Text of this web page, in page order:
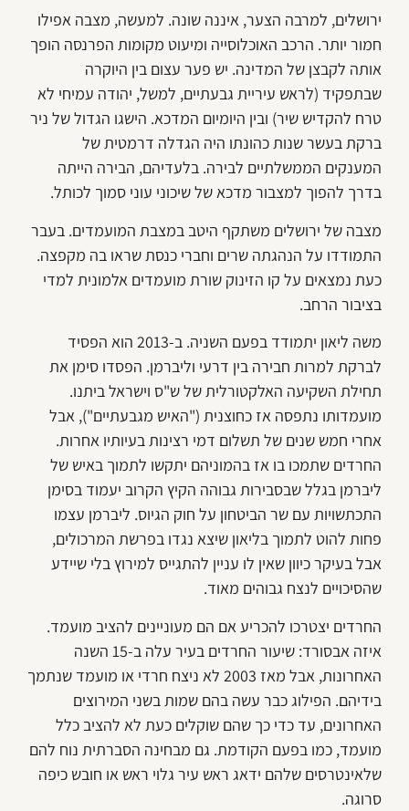
ירושלים, למרבה הצער, איננה שונה. למעשה, מצבה אפילו
חמור יותר. הרכב האוכלוסייה ומיעוט מקומות הפרנסה הופך
אותה לקבצן של המדינה. יש פער עצום בין היוקרה
שבתפקיד (לראש עיריית גבעתיים, למשל, יהודה עמיחי לא
טרח להקדיש שיר) ובין היומיום המדכא. הישגו הגדול של ניר
ברקת בעשר שנות כהונתו היה הגדלה דרמטית של
המענקים הממשלתיים לבירה. בלעדיהם, הבירה הייתה
בדרך להפוך למצבור מדכא של שיכוני עוני סמוך לכותל.
מצבה של ירושלים משתקף היטב במצבת המועמדים. בעבר
התמודדו על הנהגתה שרים וחברי כנסת שראו בה מקפצה.
כעת נמצאים על קו הזינוק שורת מועמדים אלמונית למדי
בציבור הרחב.
משה ליאון יתמודד בפעם השניה. ב-2013 הוא הפסיד
לברקת למרות חבירה בין דרעי וליברמן. הפסדו סימן את
תחילת השקיעה האלקטורלית של ש"ס וישראל ביתנו.
מועמדותו נתפסה אז כחוצנית ("האיש מגבעתיים"), אבל
אחרי חמש שנים של תשלום דמי רצינות בעיותיו אחרות.
החרדים שתמכו בו אז בהמוניהם יתקשו לתמוך באיש של
ליברמן בגלל שבסבירות גבוהה הקיץ הקרוב יעמוד בסימן
התכתשויות עם שר הביטחון על חוק הגיוס. ליברמן עצמו
פחות להוט לתמוך בליאון שיצא נגדו בפרשת המרכולים,
אבל בעיקר כיוון שאין לו עניין להתגייס למירוץ בלי שיידע
שהסיכויים לנצח גבוהים מאוד.
החרדים יצטרכו להכריע אם הם מעוניינים להציב מועמד.
איזה אבסורד: שיעור החרדים בעיר עלה ב-15 השנה
האחרונות, אבל מאז 2003 לא ניצח חרדי או מועמד שנתמך
בידיהם. הפילוג כבר עשה בהם שמות בשני המירוצים
האחרונים, עד כדי כך שהם שוקלים כעת לא להציב כלל
מועמד, כמו בפעם הקודמת. גם מבחינה הסברתית נוח להם
שלאינטרסים שלהם ידאג ראש עיר גלוי ראש או חובש כיפה
סרוגה.